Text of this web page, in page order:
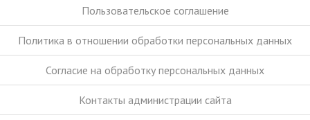
Пользовательское соглашение
Политика в отношении обработки персональных данных
Согласие на обработку персональных данных
Контакты администрации сайта